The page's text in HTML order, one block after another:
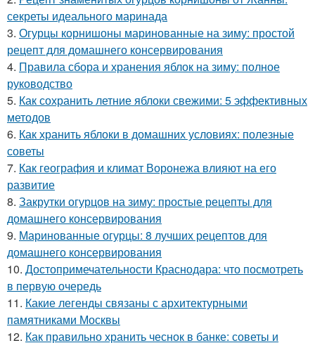
секреты идеального маринада
3. Огурцы корнишоны маринованные на зиму: простой
рецепт для домашнего консервирования
4. Правила сбора и хранения яблок на зиму: полное
руководство
5. Как сохранить летние яблоки свежими: 5 эффективных
методов
6. Как хранить яблоки в домашних условиях: полезные
советы
7. Как география и климат Воронежа влияют на его
развитие
8. Закрутки огурцов на зиму: простые рецепты для
домашнего консервирования
9. Маринованные огурцы: 8 лучших рецептов для
домашнего консервирования
10. Достопримечательности Краснодара: что посмотреть
в первую очередь
11. Какие легенды связаны с архитектурными
памятниками Москвы
12. Как правильно хранить чеснок в банке: советы и